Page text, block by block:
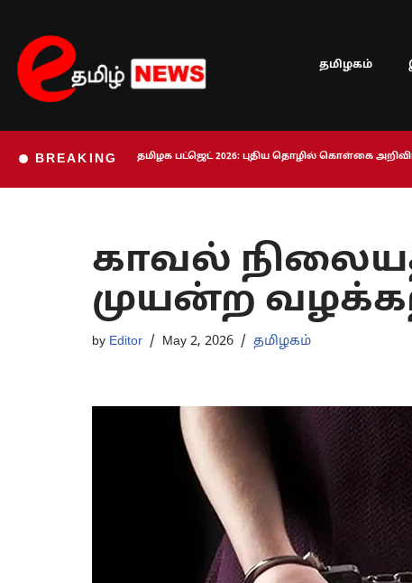
Skip
to
content
தமிழகம்
BREAKING தமிழக பட்ஜெட் 2026: புதிய தொழில் கொள்கை
காவல்
முயன்ற
by Editor May 2, 2026 தமிழகம்